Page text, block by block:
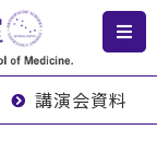
講演会資料